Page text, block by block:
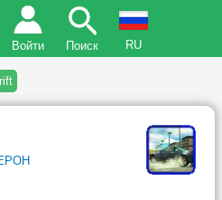
Войти Поиск RU